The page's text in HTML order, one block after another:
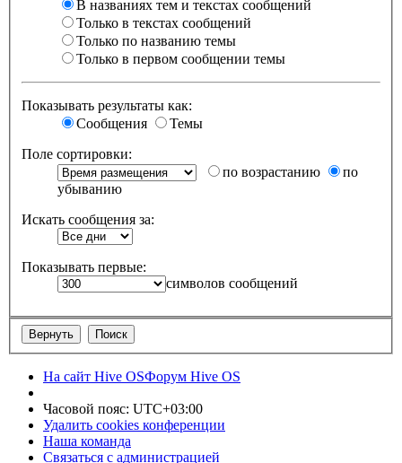
В названиях тем и текстах сообщений
Только в текстах сообщений
Только по названию темы
Только в первом сообщении темы
Показывать результаты как:
Сообщения
Темы
Поле сортировки:
по возрастанию
по
убыванию
Искать сообщения за:
Показывать первые:
символов сообщений
На сайт Hive OSФорум Hive OS
Часовой пояс: UTC+03:00
Удалить cookies конференции
Наша команда
Связаться с администрацией